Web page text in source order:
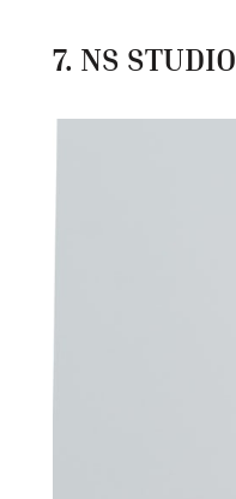
7. NS STUDIO